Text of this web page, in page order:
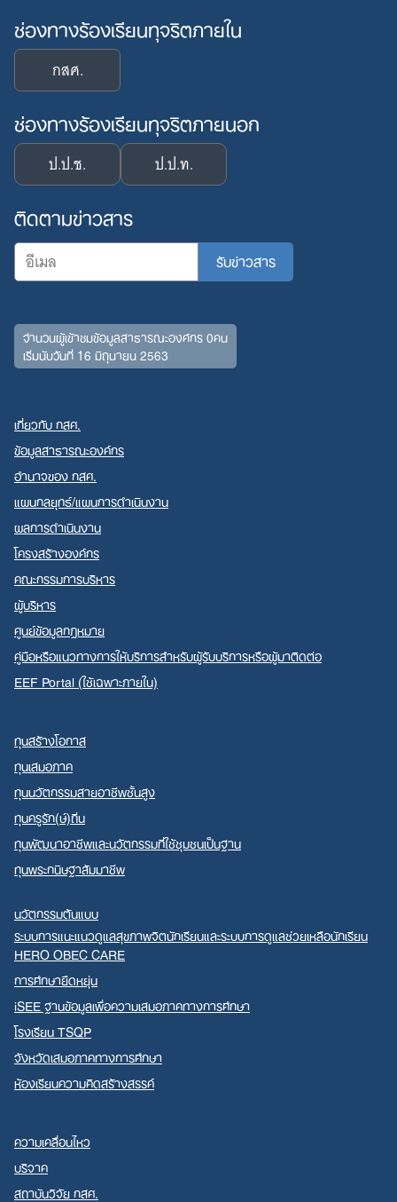
Search
for:
ช่องทางร้องเรียนทุจริตภายใน
กสศ.
ช่องทางร้องเรียนทุจริตภายนอก
ป.ป.ช. ป.ป.ท.
ติดตามข่าวสาร
จำนวนผู้เข้าชมข้อมูลสาธารณะองค์กร 0คน
เริ่มนับวันที่ 16 มิถุนายน 2563
เกี่ยวกับ กสศ.
ข้อมูลสาธารณะองค์กร
อำนาจของ กสศ.
แผนกลยุทธ์/แผนการดำเนินงาน
ผลการดำเนินงาน
โครงสร้างองค์กร
คณะกรรมการบริหาร
ผู้บริหาร
ศูนย์ข้อมูลกฎหมาย
คู่มือหรือแนวทางการให้บริการสำหรับผู้รับบริการหรือผู้มาติดต่อ
EEF Portal (ใช้เฉพาะภายใน)
ทุนสร้างโอกาส
ทุนเสมอภาค
ทุนนวัตกรรมสายอาชีพชั้นสูง
ทุนครูรัก(ษ์)ถิ่น
ทุนพัฒนาอาชีพและนวัตกรรมที่ใช้ชุมชนเป็นฐาน
ทุนพระกนิษฐาสัมมาชีพ
นวัตกรรมต้นแบบ
ระบบการแนะแนวดูแลสุขภาพจิตนักเรียนและระบบการดูแลช่วยเหลือนักเรียน
HERO OBEC CARE
การศึกษายืดหยุ่น
iSEE ฐานข้อมูลเพื่อความเสมอภาคทางการศึกษา
โรงเรียน TSQP
จังหวัดเสมอภาคทางการศึกษา
ห้องเรียนความคิดสร้างสรรค์
ความเคลื่อนไหว
บริจาค
สถาบันวิจัย กสศ.